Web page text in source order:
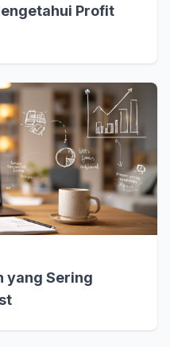
Profit
yang Sering